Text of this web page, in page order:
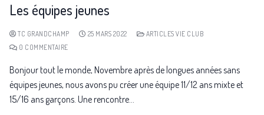
Les équipes jeunes
TC GRANDCHAMP 25 MARS 2022
ARTICLES VIE CLUB
0 COMMENTAIRE
Bonjour tout le monde, Novembre après de longues années sans
équipes jeunes, nous avons pu créer une équipe 11/12 ans mixte et
15/16 ans garçons. Une rencontre…